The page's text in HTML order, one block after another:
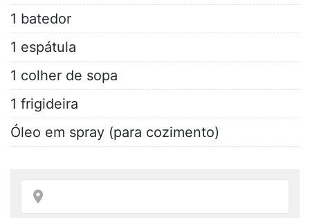
1 batedor
1 espátula
1 colher de sopa
1 frigideira
Óleo em spray (para cozimento)